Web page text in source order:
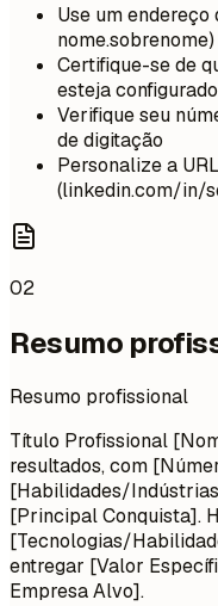
Use um
nome.sobrenome)
Certifique-se de
esteja
Verifique seu
de digitação
Personalize a
(linkedin.com/in/
02
Resumo
Resumo profissional
Título Profissional
resultados, com
[Habilidades/
[Principal Conquista].
[Tecnologias/
entregar [Valor
Empresa Alvo].